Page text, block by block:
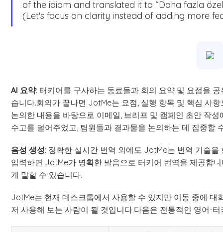
of the idiom and translated it to “Daha fazla
(Let's focus on clarity instead of adding more
AI 요약: 터키어를 구사하는 동료들과 회의 요약 및 요점을
습니다.회의가 끝나면 JotMe는 요점, 실행 항목 및 핵심 사
논의한 내용을 바탕으로 이메일, 브리프 및 캠페인 초안 작
수고를 덜어주었고, 팀원들과 결과물을 논의하는 데 집중할
음성 생성: 정확한 실시간 번역 외에도 JotMe는 번역 기술
입력하면 JotMe가 명확한 발음으로 터키어 번역을 제공합
게 말할 수 있습니다.
JotMe는 현재 데스크톱에서 사용할 수 있지만 이동 중에 대
저 사용해 보는 사람이 될 것입니다.다음은 전통적인 영어-